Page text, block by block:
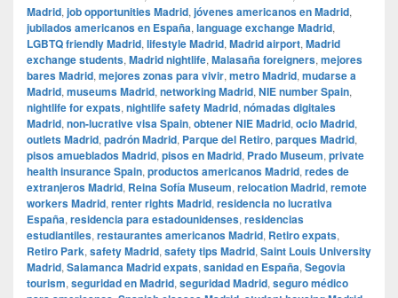
Madrid, job opportunities Madrid, jóvenes americanos en Madrid,
jubilados americanos en España, language exchange Madrid,
LGBTQ friendly Madrid, lifestyle Madrid, Madrid airport, Madrid
exchange students, Madrid nightlife, Malasaña foreigners, mejores
bares Madrid, mejores zonas para vivir, metro Madrid, mudarse a
Madrid, museums Madrid, networking Madrid, NIE number Spain,
nightlife for expats, nightlife safety Madrid, nómadas digitales
Madrid, non-lucrative visa Spain, obtener NIE Madrid, ocio Madrid,
outlets Madrid, padrón Madrid, Parque del Retiro, parques Madrid,
pisos amueblados Madrid, pisos en Madrid, Prado Museum, private
health insurance Spain, productos americanos Madrid, redes de
extranjeros Madrid, Reina Sofía Museum, relocation Madrid, remote
workers Madrid, renter rights Madrid, residencia no lucrativa
España, residencia para estadounidenses, residencias
estudiantiles, restaurantes americanos Madrid, Retiro expats,
Retiro Park, safety Madrid, safety tips Madrid, Saint Louis University
Madrid, Salamanca Madrid expats, sanidad en España, Segovia
tourism, seguridad en Madrid, seguridad Madrid, seguro médico